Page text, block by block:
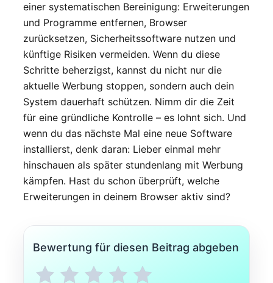
einer systematischen Bereinigung: Erweiterungen
und Programme entfernen, Browser
zurücksetzen, Sicherheitssoftware nutzen und
künftige Risiken vermeiden. Wenn du diese
Schritte beherzigst, kannst du nicht nur die
aktuelle Werbung stoppen, sondern auch dein
System dauerhaft schützen. Nimm dir die Zeit
für eine gründliche Kontrolle – es lohnt sich. Und
wenn du das nächste Mal eine neue Software
installierst, denk daran: Lieber einmal mehr
hinschauen als später stundenlang mit Werbung
kämpfen. Hast du schon überprüft, welche
Erweiterungen in deinem Browser aktiv sind?
Bewertung für diesen Beitrag abgeben